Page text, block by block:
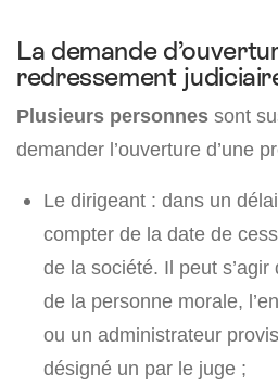
La demande
redressement
Plusieurs personnes sont
demander l’ouverture d’une
Le dirigeant : dans un
compter de la date de
de la société. Il peut
de la personne morale,
ou un administrateur
désigné un par le juge ;